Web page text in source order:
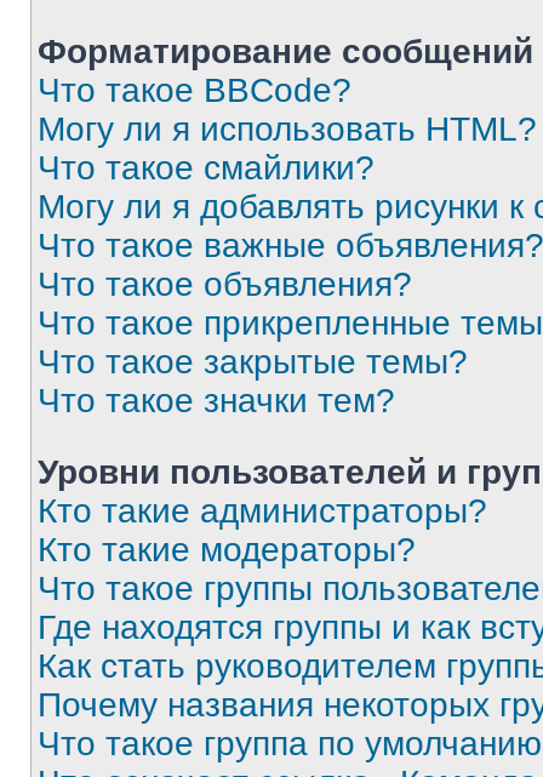
Форматирование
Что такое BBCode?
Могу ли я использовать HTML?
Что такое смайлики?
Могу ли я добавлять рисунки
Что такое важные объявления?
Что такое объявления?
Что такое прикрепленные
Что такое закрытые темы?
Что такое значки тем?
Уровни пользователей и
Кто такие администраторы?
Кто такие модераторы?
Что такое группы
Где находятся группы и как
Как стать руководителем
Почему названия некоторых
Что такое группа по